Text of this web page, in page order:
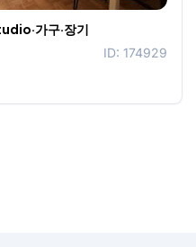
가구·장기
ID: 174929